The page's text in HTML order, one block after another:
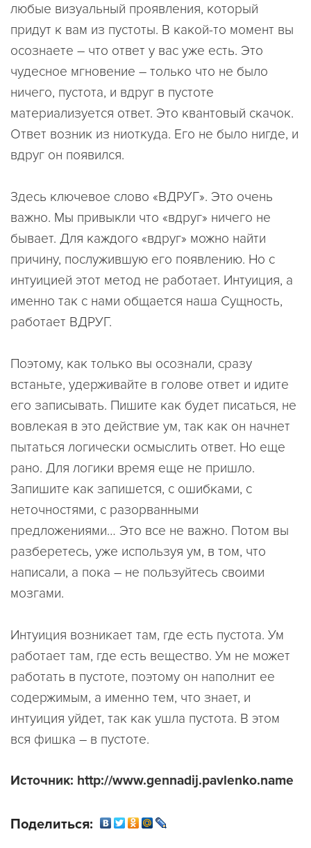
любые визуальный проявления, который
придут к вам из пустоты. В какой-то момент вы
осознаете – что ответ у вас уже есть. Это
чудесное мгновение – только что не было
ничего, пустота, и вдруг в пустоте
материализуется ответ. Это квантовый скачок.
Ответ возник из ниоткуда. Его не было нигде, и
вдруг он появился.
Здесь ключевое слово «ВДРУГ». Это очень
важно. Мы привыкли что «вдруг» ничего не
бывает. Для каждого «вдруг» можно найти
причину, послужившую его появлению. Но с
интуицией этот метод не работает. Интуиция, а
именно так с нами общается наша Сущность,
работает ВДРУГ.
Поэтому, как только вы осознали, сразу
встаньте, удерживайте в голове ответ и идите
его записывать. Пишите как будет писаться, не
вовлекая в это действие ум, так как он начнет
пытаться логически осмыслить ответ. Но еще
рано. Для логики время еще не пришло.
Запишите как запишется, с ошибками, с
неточностями, с разорванными
предложениями… Это все не важно. Потом вы
разберетесь, уже используя ум, в том, что
написали, а пока – не пользуйтесь своими
мозгами.
Интуиция возникает там, где есть пустота. Ум
работает там, где есть вещество. Ум не может
работать в пустоте, поэтому он наполнит ее
содержимым, а именно тем, что знает, и
интуиция уйдет, так как ушла пустота. В этом
вся фишка – в пустоте.
Источник: http://www.gennadij.pavlenko.name
Поделиться: